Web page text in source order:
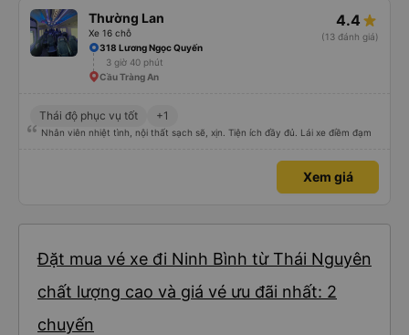
Thường Lan
Xe 16 chỗ
4.4
(13 đánh giá)
318 Lương Ngọc Quyến
3 giờ 40 phút
Cầu Tràng An
Thái độ phục vụ tốt +1
Nhân viên nhiệt tình, nội thất sạch sẽ, xịn. Tiện ích đầy đủ. Lái xe điềm đạm
Xem giá
Đặt mua vé xe đi Ninh Bình từ Thái Nguyên
chất lượng cao và giá vé ưu đãi nhất: 2
chuyến